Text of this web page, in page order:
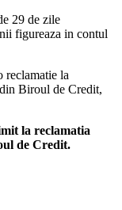
29 de zile
figureaza in contul
reclamatie la
Biroul de Credit,
la reclamatia
de Credit.